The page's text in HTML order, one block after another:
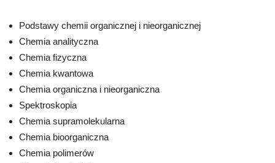
Podstawy chemii organicznej i nieorganicznej
Chemia analityczna
Chemia fizyczna
Chemia kwantowa
Chemia organiczna i nieorganiczna
Spektroskopia
Chemia supramolekularna
Chemia bioorganiczna
Chemia polimerów